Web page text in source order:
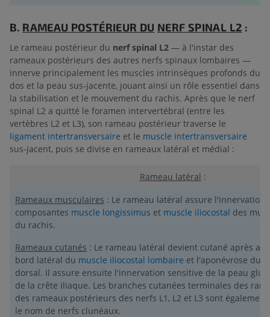
B. RAMEAU POSTÉRIEUR DU NERF SPINAL L2 :
Le rameau postérieur du nerf spinal L2 — à l'instar des
rameaux postérieurs des autres nerfs spinaux lombaires —
innerve principalement les muscles intrinsèques profonds du
dos et la peau sus-jacente, jouant ainsi un rôle essentiel dans
la stabilisation et le mouvement du rachis. Après que le nerf
spinal L2 a quitté le foramen intervertébral (entre les
vertèbres L2 et L3), son rameau postérieur traverse le
ligament intertransversaire et le muscle intertransversaire
sus-jacent, puis se divise en rameaux latéral et médial :
Rameau latéral :
Rameaux musculaires : Le rameau latéral assure l'innervation
composantes muscle longissimus et muscle iliocostal des
du rachis.
Rameaux cutanés : Le rameau latéral devient cutané après
bord latéral du muscle iliocostal lombaire et l'aponévrose du
dorsal. Il assure ensuite l'innervation sensitive de la peau
de la crête iliaque. Les branches cutanées terminales des
des rameaux postérieurs des nerfs L1, L2 et L3 sont
le nom de nerfs clunéaux.